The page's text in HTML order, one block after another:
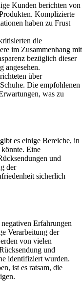
Kunden berichten von
Komplizierte
haben zu Frust
die
im Zusammenhang mit
bezüglich dieser
angesehen.
über
Die empfohlenen
was zu
es einige Bereiche, in
Eine
und
der
sicherlich
Erfahrungen
Verarbeitung der
von vielen
und
identifiziert wurden.
ist es ratsam, die